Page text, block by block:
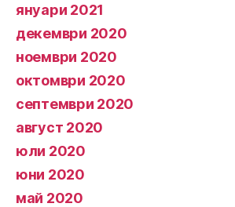
януари 2021
декември 2020
ноември 2020
октомври 2020
септември 2020
август 2020
юли 2020
юни 2020
май 2020